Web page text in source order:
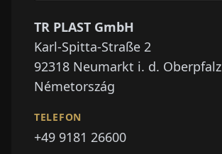
TR PLAST GmbH
Karl-Spitta-Straße 2
92318 Neumarkt i. d. Oberpfalz
Németország
TELEFON
+49 9181 26600